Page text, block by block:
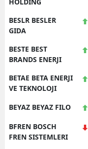
BESLR BESLER
GIDA
BESTE BEST
BRANDS ENERJI
BETAE BETA ENERJI
VE TEKNOLOJI
BEYAZ BEYAZ FILO
BFREN BOSCH
FREN SISTEMLERI